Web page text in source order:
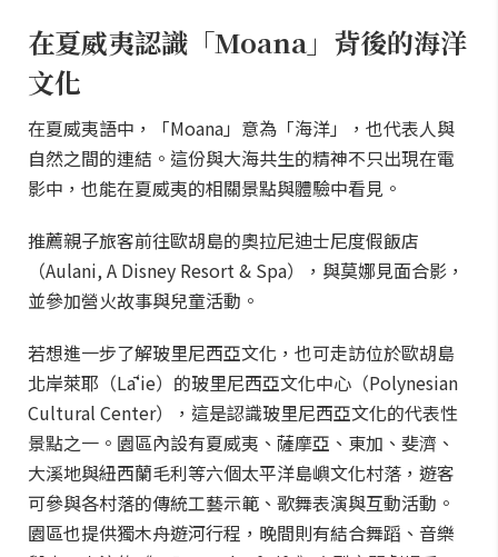
在夏威夷認識「Moana」背後的海洋
文化
在夏威夷語中，「Moana」意為「海洋」，也代表人與
自然之間的連結。這份與大海共生的精神不只出現在電
影中，也能在夏威夷的相關景點與體驗中看見。
推薦親子旅客前往歐胡島的奧拉尼迪士尼度假飯店
（Aulani, A Disney Resort & Spa），與莫娜見面合影，
並參加營火故事與兒童活動。
若想進一步了解玻里尼西亞文化，也可走訪位於歐胡島
北岸萊耶（Lāʻie）的玻里尼西亞文化中心（Polynesian
Cultural Center），這是認識玻里尼西亞文化的代表性
景點之一。園區內設有夏威夷、薩摩亞、東加、斐濟、
大溪地與紐西蘭毛利等六個太平洋島嶼文化村落，遊客
可參與各村落的傳統工藝示範、歌舞表演與互動活動。
園區也提供獨木舟遊河行程，晚間則有結合舞蹈、音樂